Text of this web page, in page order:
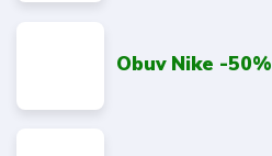
Obuv Nike -50%